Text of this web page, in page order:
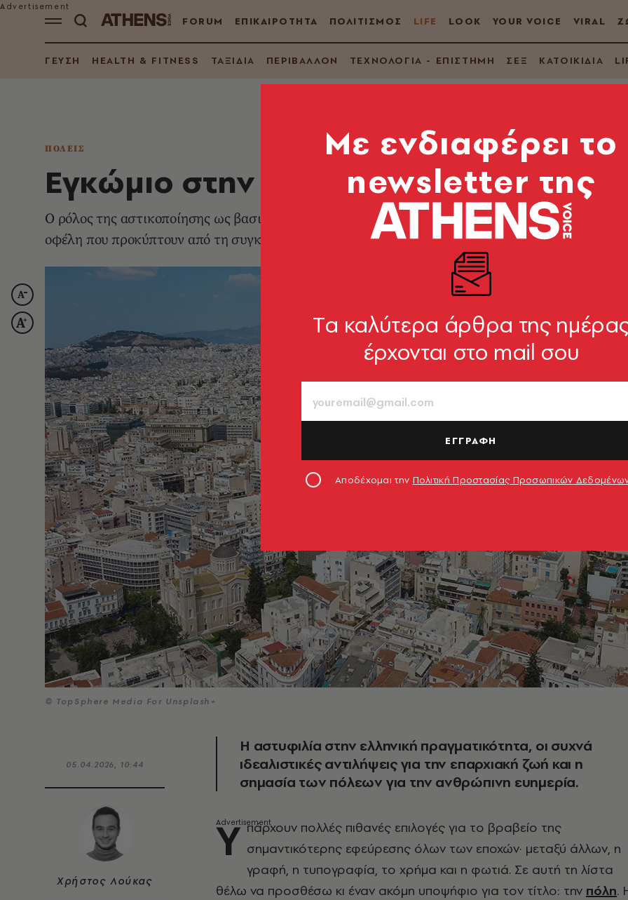
FORUM ΕΠΙΚΑΙΡΟΤΗΤΑ ΠΟΛΙΤΙΣΜΟΣ LIFE LOOK YOUR VOICE VIRAL
ΓΕΥΣΗ HEALTH & FITNESS ΤΑΞΙΔΙΑ ΠΕΡΙΒΑΛΛΟΝ ΤΕΧΝΟΛΟΓΙΑ - ΕΠΙΣΤΗΜΗ ΣΕΞ ΚΑΤΟΙΚΙΔΙΑ
ΠΟΛΕΙΣ
Εγκώμιο στην αστυφιλία
Ο ρόλος της αστικοποίησης ως βασικός μοχλός οικονομικής, τεχνολογικής και πολιτισμικής
οφέλη που προκύπτουν από τη συγκέντρωση πληθυσμού στα μεγάλα αστικά κέντρα.
© TopSphere Media For Unsplash+
05.04.2026, 10:44
Χρήστος Λούκας
Η αστυφιλία στην ελληνική πραγματικότητα, οι συχνά
ιδεαλιστικές αντιλήψεις για την επαρχιακή ζωή και η
σημασία των πόλεων για την ανθρώπινη ευημερία.
Υ πάρχουν πολλές πιθανές επιλογές για το βραβείο της
σημαντικότερης εφεύρεσης όλων των εποχών· μεταξύ άλλων, η
γραφή, η τυπογραφία, το χρήμα και η φωτιά. Σε αυτή τη λίστα
θέλω να προσθέσω κι έναν ακόμη υποψήφιο για τον τίτλο: την πόλη.
Mε ενδιαφέρει το
newsletter της
Tα καλύτερα άρθρα της
έρχονται στο mail σου
ΕΓΓΡΑΦΗ
Αποδέχομαι την Πολιτική Προστασίας Προσωπικών